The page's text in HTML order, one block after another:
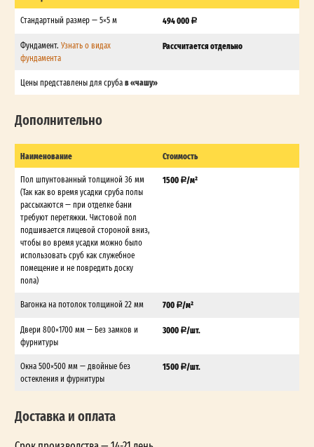
Стандартный размер — 5×5 м 494 000
Фундамент. Узнать о видах
фундамента
Рассчитается отдельно
Цены представлены для срубав «чашу»
Дополнительно
Наименование Стоимость
Пол шпунтованный толщиной 36 мм
(Так как во время усадки сруба полы
рассыхаются — при отделке бани
требуют перетяжки. Чистовой пол
подшивается лицевой стороной вниз,
чтобы во время усадки можно было
использовать сруб как служебное
помещение и не повредить доску
пола)
1500 /м²
Вагонка на потолок толщиной 22 мм 700 /м²
Двери 800×1700 мм — Без замков и
фурнитуры
3000 /шт.
Окна 500×500 мм — двойные без
остекления и фурнитуры
1500 /шт.
Доставка и оплата